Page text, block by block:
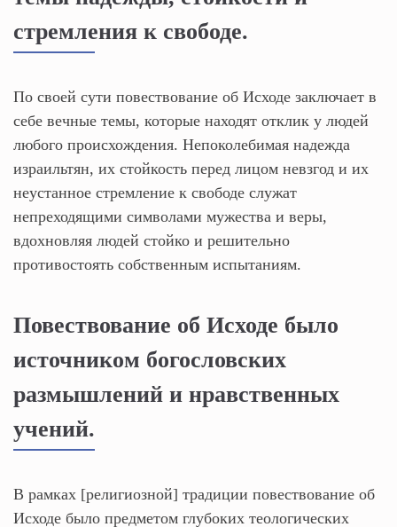
стремления к свободе.
По своей сути повествование об Исходе заключает в
себе вечные темы, которые находят отклик у людей
любого происхождения. Непоколебимая надежда
израильтян, их стойкость перед лицом невзгод и их
неустанное стремление к свободе служат
непреходящими символами мужества и веры,
вдохновляя людей стойко и решительно
противостоять собственным испытаниям.
Повествование об Исходе было
источником богословских
размышлений и нравственных
учений.
В рамках [религиозной] традиции повествование об
Исходе было предметом глубоких теологических